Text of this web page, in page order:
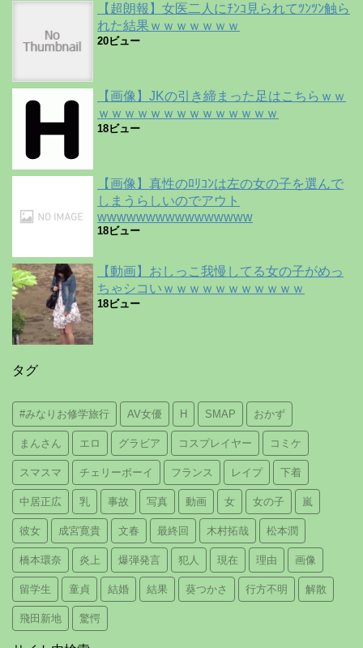
【超朗報】女医二人にﾁﾝｺ見られてﾂﾝﾂﾝ触ら
れた結果ｗｗｗｗｗｗｗ
20ビュー
【画像】JKの引き締まった足はこちらｗｗ
ｗｗｗｗｗｗｗｗｗｗｗｗｗｗ
18ビュー
【画像】真性のﾛﾘｺﾝは左の女の子を選んで
しまうらしいのでアウト
wwwwwwwwwwwwwwww
18ビュー
【動画】おしっこ我慢してる女の子がめっ
ちゃシコいｗｗｗｗｗｗｗｗｗｗｗ
18ビュー
タグ
#みなりお修学旅行 AV女優 H SMAP おかず
まんさん エロ グラビア コスプレイヤー コミケ
スマスマ チェリーボーイ フランス レイプ 下着
中居正広 乳 事故 写真 動画 女 女の子 嵐
彼女 成宮寛貴 文春 最終回 木村拓哉 松本潤
橋本環奈 炎上 爆弾発言 犯人 現在 理由 画像
留学生 童貞 結婚 結果 葵つかさ 行方不明 解散
飛田新地 驚愕